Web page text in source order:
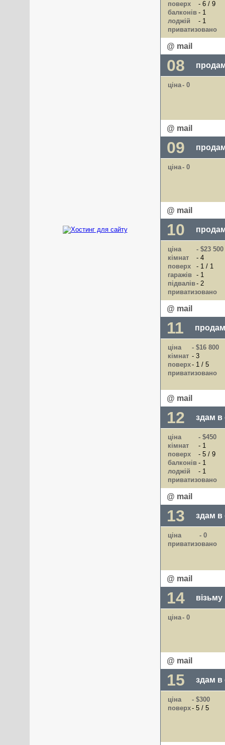
поверх
- 6 / 9
балконів - 1
лоджій
- 1
приватизовано
@ mail
08
ціна- 0
@ mail
09
ціна- 0
@ mail
10
ціна
- $23 500
кімнат
- 4
поверх
- 1 / 1
гаражів - 1
підвалів- 2
приватизовано
@ mail
11
ціна
- $16 800
кімнат - 3
поверх- 1 / 5
приватизовано
@ mail
12 здам в
ціна
- $450
кімнат
- 1
поверх
- 5 / 9
балконів - 1
лоджій
- 1
приватизовано
@ mail
13 здам в
ціна
- 0
приватизовано
@ mail
14
ціна- 0
@ mail
15 здам в
ціна
- $300
поверх- 5 / 5